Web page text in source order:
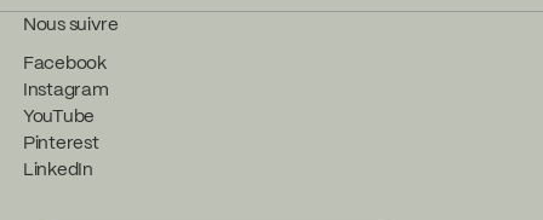
Nous suivre
Facebook
Instagram
YouTube
Pinterest
LinkedIn